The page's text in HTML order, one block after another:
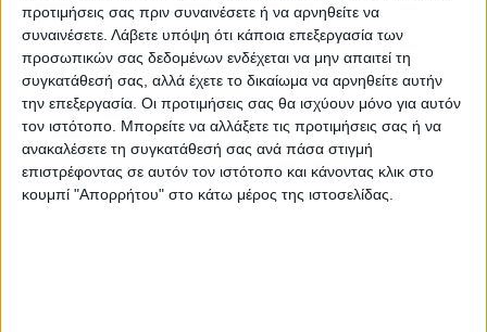
προτιμήσεις σας πριν συναινέσετε ή να αρνηθείτε να
συναινέσετε. Λάβετε υπόψη ότι κάποια επεξεργασία των
προσωπικών σας δεδομένων ενδέχεται να μην απαιτεί τη
συγκατάθεσή σας, αλλά έχετε το δικαίωμα να αρνηθείτε αυτήν
την επεξεργασία. Οι προτιμήσεις σας θα ισχύουν μόνο για αυτόν
τον ιστότοπο. Μπορείτε να αλλάξετε τις προτιμήσεις σας ή να
ανακαλέσετε τη συγκατάθεσή σας ανά πάσα στιγμή
επιστρέφοντας σε αυτόν τον ιστότοπο και κάνοντας κλικ στο
κουμπί "Απορρήτου" στο κάτω μέρος της ιστοσελίδας.
ΝΕΟΣ ΑΓΩΝ